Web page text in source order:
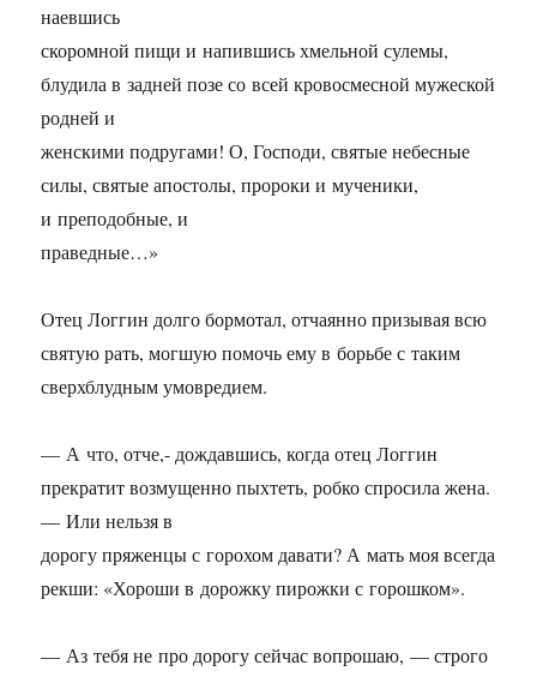
наевшись
скоромной пищи и напившись хмельной сулемы,
блудила в задней позе со всей кровосмесной мужеской
родней и
женскими подругами! О, Господи, святые небесные
силы, святые апостолы, пророки и мученики,
и преподобные, и
праведные…»
Отец Логгин долго бормотал, отчаянно призывая всю
святую рать, могшую помочь ему в борьбе с таким
сверхблудным умовредием.
— А что, отче,- дождавшись, когда отец Логгин
прекратит возмущенно пыхтеть, робко спросила жена.
— Или нельзя в
дорогу пряженцы с горохом давати? А мать моя всегда
рекши: «Хороши в дорожку пирожки с горошком».
— Аз тебя не про дорогу сейчас вопрошаю, — строго